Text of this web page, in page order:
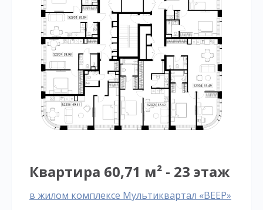
Квартира 60,71 м² - 23 этаж
в жилом комплексе Мультиквартал «ВЕЕР»